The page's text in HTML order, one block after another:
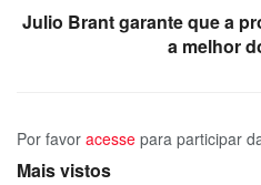
Julio Brant garante que a
a melhor
Por favor acesse para participar
Mais vistos